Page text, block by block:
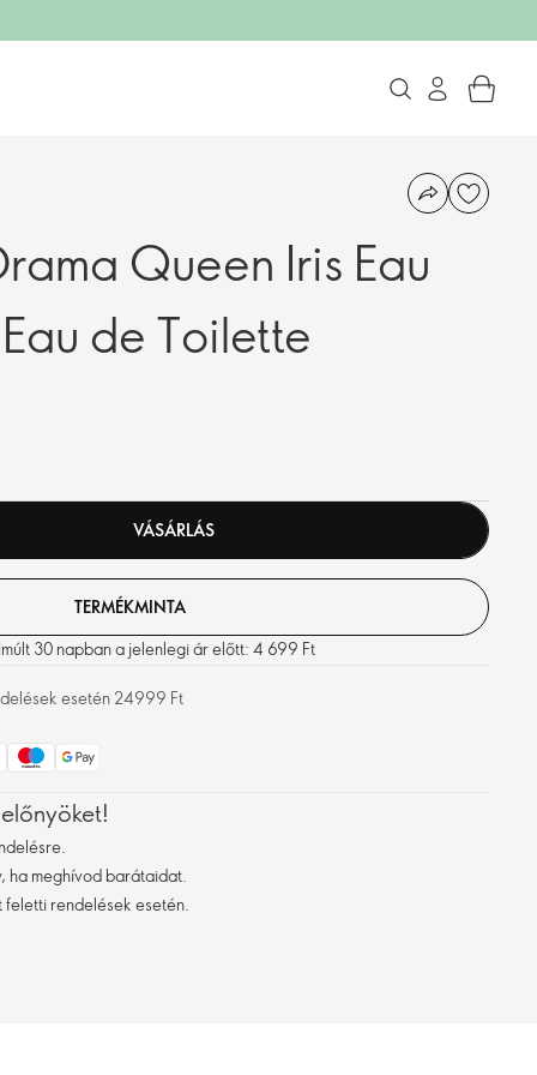
Queen Iris Eau
de Toilette
VÁSÁRLÁS
TERMÉKMINTA
30 napban a jelenlegi ár előtt: 4 699 Ft
esetén 24999 Ft
ha meghívod barátaidat.
rendelések esetén.